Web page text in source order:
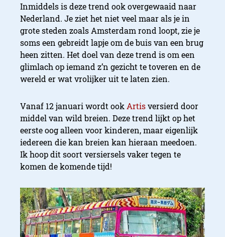
Inmiddels is deze trend ook overgewaaid naar
Nederland. Je ziet het niet veel maar als je in
grote steden zoals Amsterdam rond loopt, zie je
soms een gebreidt lapje om de buis van een brug
heen zitten. Het doel van deze trend is om een
glimlach op iemand z’n gezicht te toveren en de
wereld er wat vrolijker uit te laten zien.
Vanaf 12 januari wordt ook Artisversierd door
middel van wild breien. Deze trend lijkt op het
eerste oog alleen voor kinderen, maar eigenlijk
iedereen die kan breien kan hieraan meedoen.
Ik hoop dit soort versiersels vaker tegen te
komen de komende tijd!